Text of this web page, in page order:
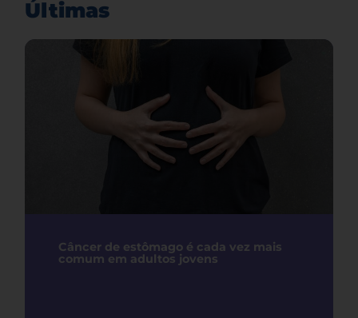
Últimas
Câncer de estômago é cada vez mais
comum em adultos jovens